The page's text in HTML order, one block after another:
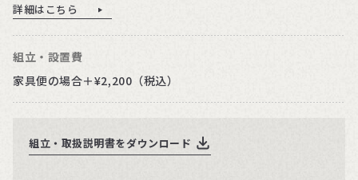
詳細はこちら
組立・設置費
家具便の場合＋¥2,200（税込）
組立・取扱説明書をダウンロード